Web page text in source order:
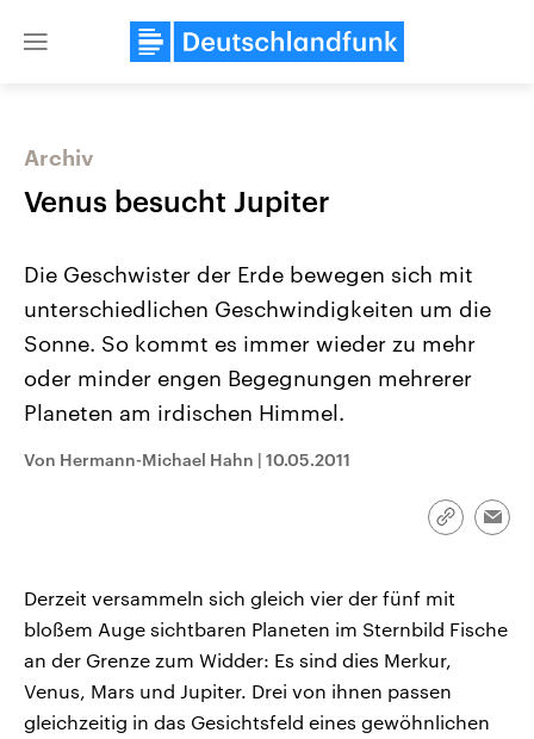
Close
Landtagswahl Sachsen-Anhalt
Alle Informationen
Sachsen-Anhalt wählt am 6.
Wahlprogramme, aktuelle Berichte
und Hintergründe zu den Parteien
und Kandidaten der anstehenden
USA
Hintergründe
Wirtschaftlich und
den mächtigsten Ländern
mit großem Einfluss auf
Sendungen Programm Podcasts
Audio-Archiv
Archiv
Venus besucht Jupiter
Die Geschwister der Erde bewegen sich mit
unterschiedlichen Geschwindigkeiten um die
Sonne. So kommt es immer wieder zu mehr
oder minder engen Begegnungen mehrerer
Planeten am irdischen Himmel.
Von Hermann-Michael Hahn | 10.05.2011
Link
Derzeit versammeln sich gleich vier der fünf mit
bloßem Auge sichtbaren Planeten im Sternbild Fische
an der Grenze zum Widder: Es sind dies Merkur,
Venus, Mars und Jupiter. Drei von ihnen passen
gleichzeitig in das Gesichtsfeld eines gewöhnlichen